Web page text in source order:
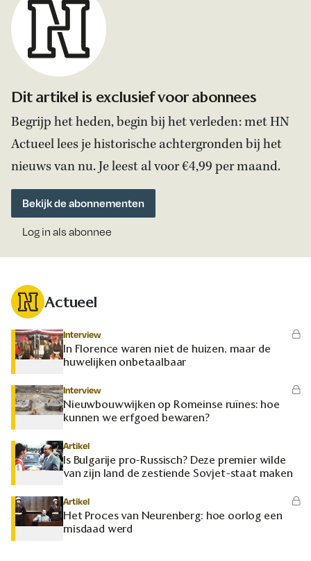
Dit artikel is exclusief voor abonnees
Begrijp het heden, begin bij het verleden: met HN
Actueel lees je historische achtergronden bij het
nieuws van nu. Je leest al voor €4,99 per maand.
Bekijk de abonnementen
Log in als abonnee
Actueel
Interview
In Florence waren niet de huizen, maar de
huwelijken onbetaalbaar
Interview
Nieuwbouwwijken op Romeinse ruïnes: hoe
kunnen we erfgoed bewaren?
Artikel
Is Bulgarije pro-Russisch? Deze premier wilde
van zijn land de zestiende Sovjet-staat maken
Artikel
Het Proces van Neurenberg: hoe oorlog een
misdaad werd